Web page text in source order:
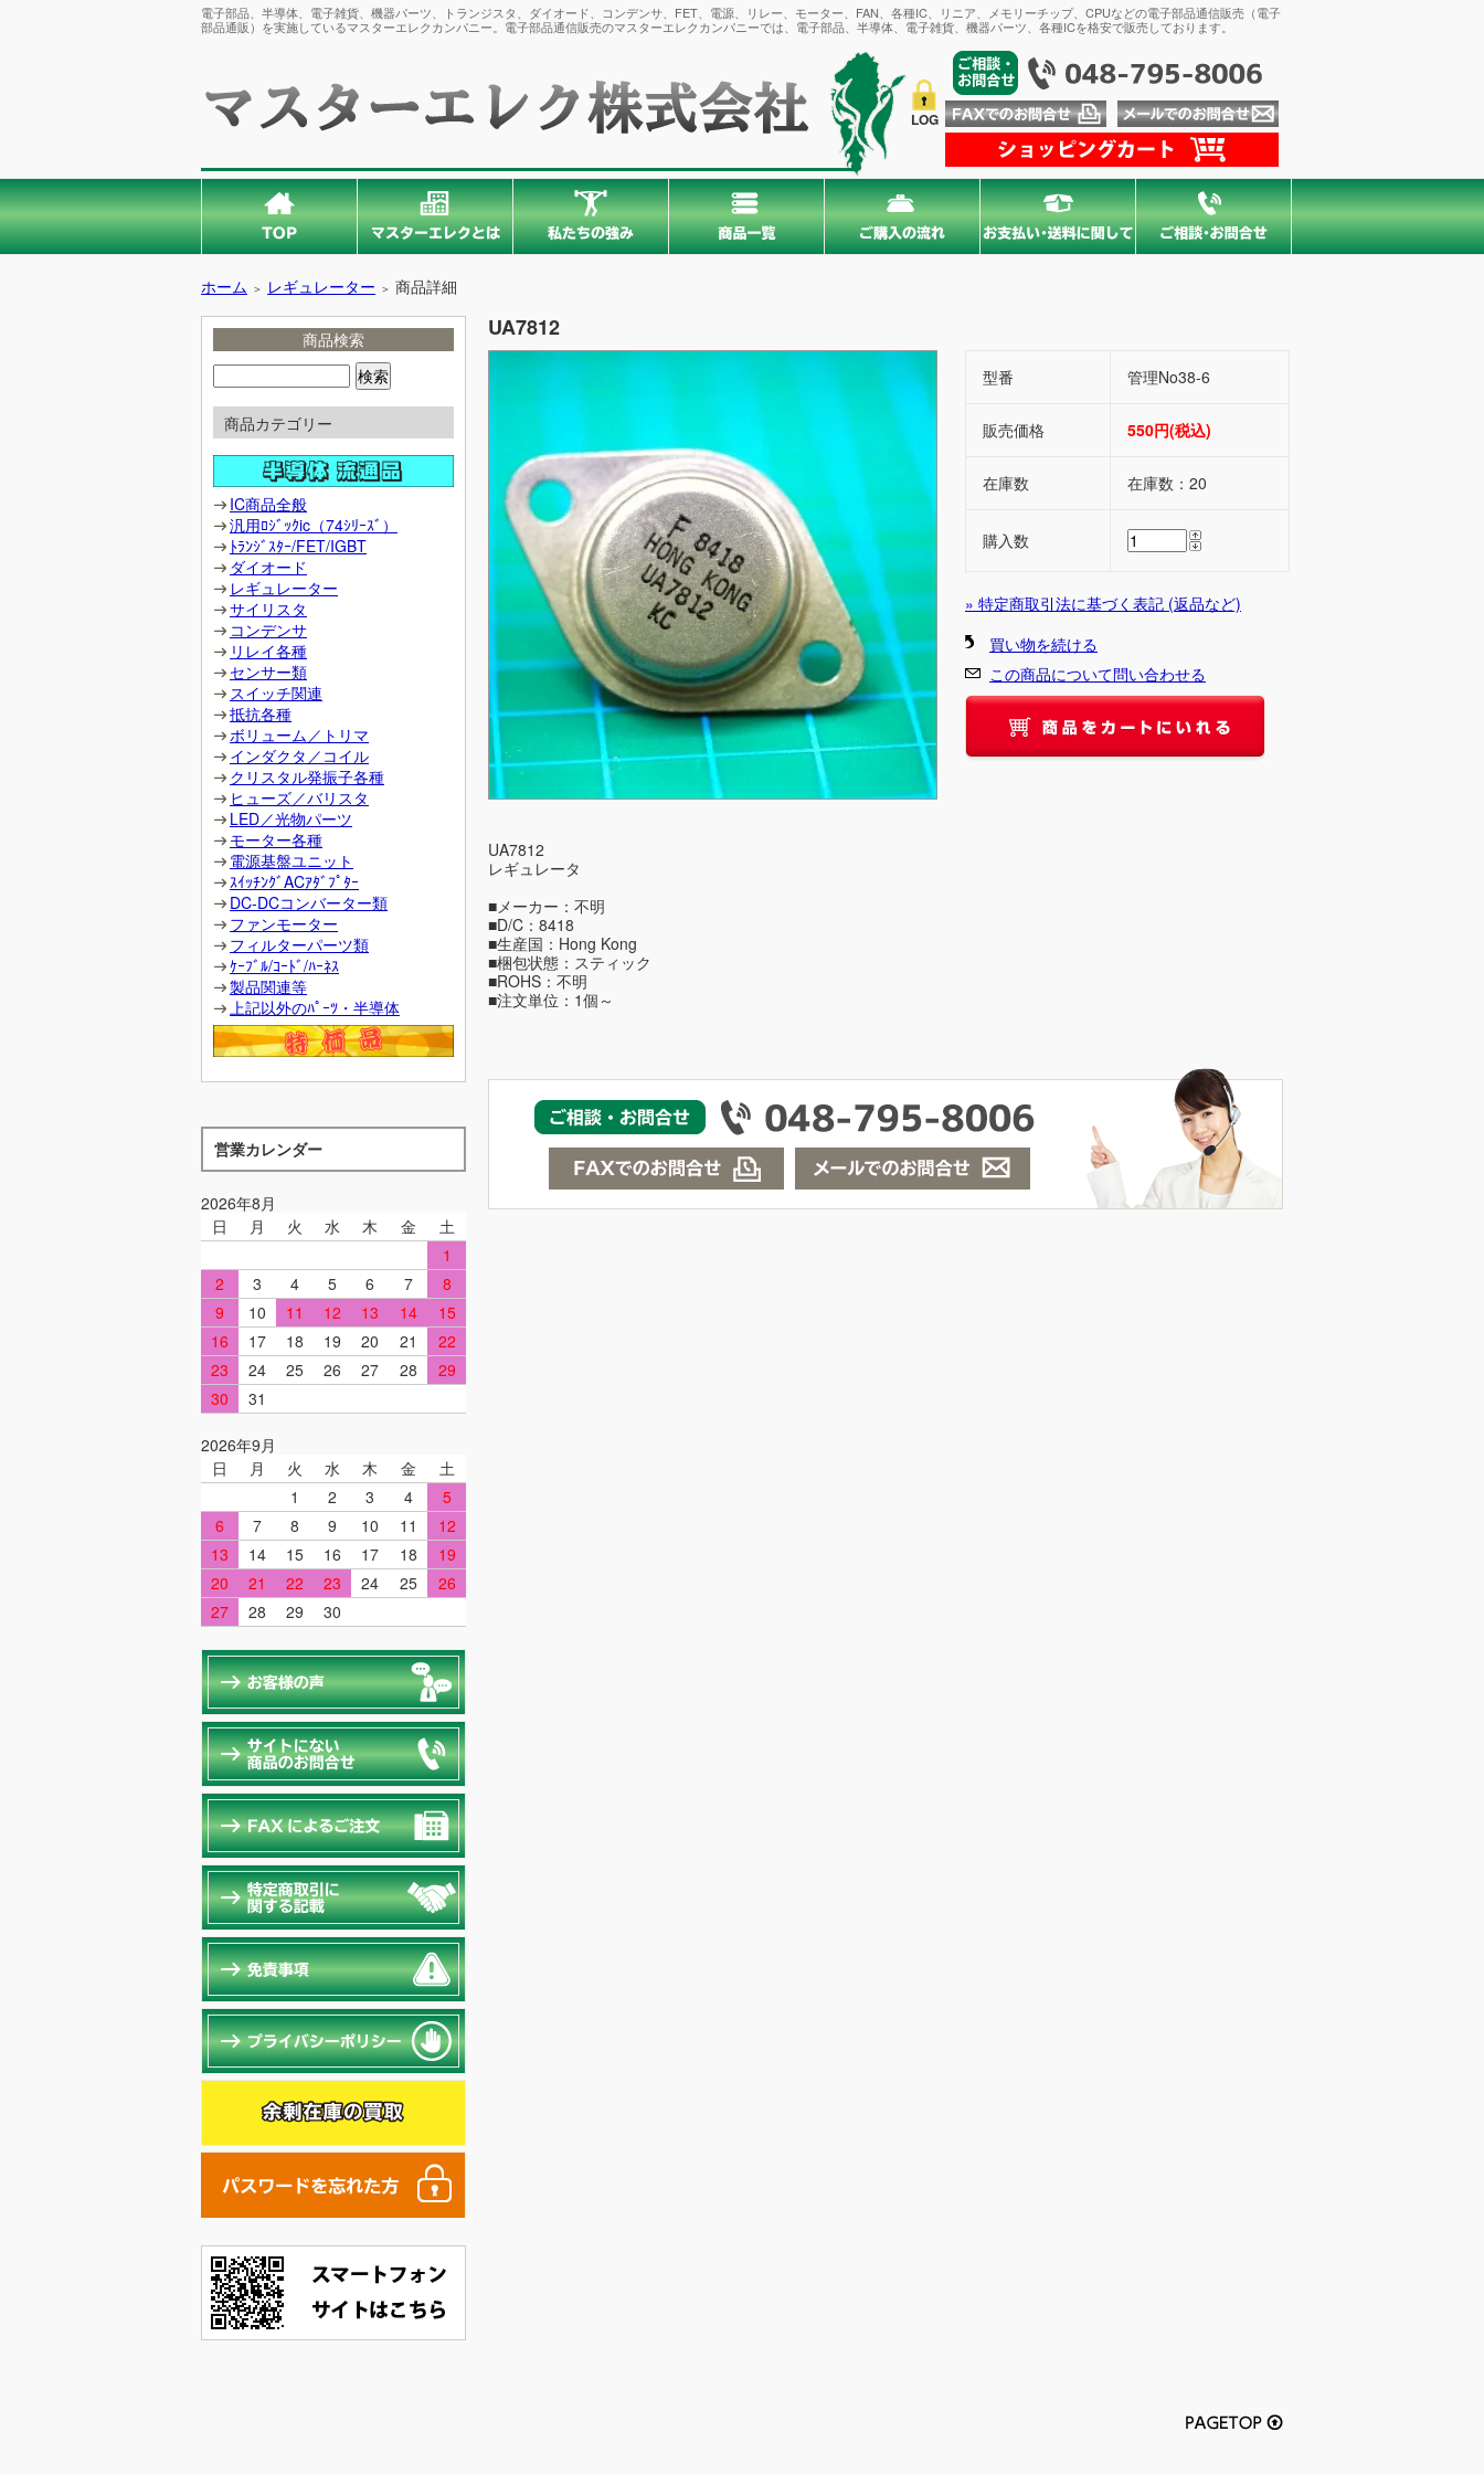
電子部品、半導体、電子雑貨、機器パーツ、トランジスタ、ダイオード、コンデンサ、FET、電源、リレー、モーター、FAN、各種IC、リニア、メモリーチップ、CPUなどの電子部品通信販売（電子
部品通販）を実施しているマスターエレクカンパニー。電子部品通信販売のマスターエレクカンパニーでは、電子部品、半導体、電子雑貨、機器パーツ、各種ICを格安で販売しております。
LOG
ホーム ＞ レギュレーター ＞ 商品詳細
商品検索
商品カテゴリー
IC商品全般
汎用ﾛｼﾞｯｸic（74ｼﾘｰｽﾞ）
ﾄﾗﾝｼﾞｽﾀｰ/FET/IGBT
ダイオード
レギュレーター
サイリスタ
コンデンサ
リレイ各種
センサー類
スイッチ関連
抵抗各種
ボリューム／トリマ
インダクタ／コイル
クリスタル発振子各種
ヒューズ／バリスタ
LED／光物パーツ
モーター各種
電源基盤ユニット
ｽｲｯﾁﾝｸﾞACｱﾀﾞﾌﾟﾀｰ
DC-DCコンバーター類
ファンモーター
フィルターパーツ類
ｹｰﾌﾞﾙ/ｺｰﾄﾞ/ﾊｰﾈｽ
製品関連等
上記以外のﾊﾟｰﾂ・半導体
営業カレンダー
2026年8月
日
月 火 水 木 金
土
1
2
3 4 5 6 7
8
9
10 11 12 13 14
15
16
17 18 19 20 21
22
23
24 25 26 27 28
29
30
31
2026年9月
日
月 火 水 木 金
土
1
2 3 4
5
6
7 8 9 10 11
12
13
14 15 16 17 18
19
20
21 22 23 24 25
26
27
28 29 30
UA7812
型番 管理No38-6
販売価格 550円(税込)
在庫数 在庫数：20
購入数
» 特定商取引法に基づく表記 (返品など)
買い物を続ける
この商品について問い合わせる
UA7812
レギュレータ
■メーカー：不明
■D/C：8418
■生産国：Hong Kong
■梱包状態：スティック
■ROHS：不明
■注文単位：1個～